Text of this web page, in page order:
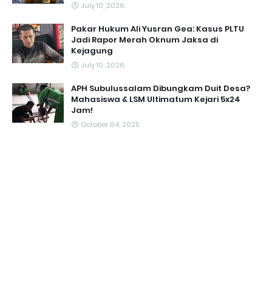
July 10, 2026
Pakar Hukum Ali Yusran Gea: Kasus PLTU
Jadi Rapor Merah Oknum Jaksa di
Kejagung
July 10, 2026
APH Subulussalam Dibungkam Duit Desa?
Mahasiswa & LSM Ultimatum Kejari 5x24
Jam!
October 04, 2025